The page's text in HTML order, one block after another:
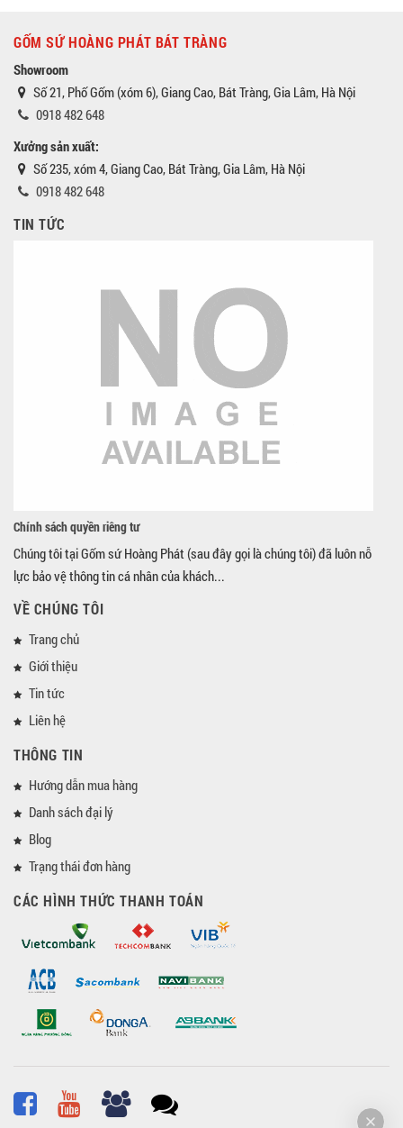
GỐM SỨ HOÀNG PHÁT BÁT TRÀNG
Showroom
Số 21, Phố Gốm (xóm 6), Giang Cao, Bát Tràng, Gia Lâm, Hà Nội
0918 482 648
Xưởng sản xuất:
Số 235, xóm 4, Giang Cao, Bát Tràng, Gia Lâm, Hà Nội
0918 482 648
TIN TỨC
Chính sách quyền riêng tư
Chúng tôi tại Gốm sứ Hoàng Phát (sau đây gọi là chúng tôi) đã luôn nỗ
lực bảo vệ thông tin cá nhân của khách...
VỀ CHÚNG TÔI
Trang chủ
Giới thiệu
Tin tức
Liên hệ
THÔNG TIN
Hướng dẫn mua hàng
Danh sách đại lý
Blog
Trạng thái đơn hàng
CÁC HÌNH THỨC THANH TOÁN